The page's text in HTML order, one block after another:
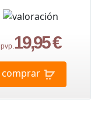
pvp. 19,95 €
comprar